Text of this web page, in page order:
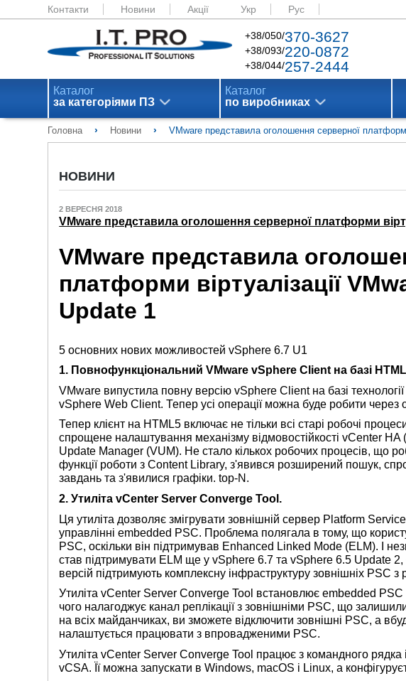
Контакти Новини Акції Укр Рус
+38/050/370-3627
+38/093/220-0872
+38/044/257-2444
Каталог
за категоріями ПЗ
Каталог
по виробниках
Головна › Новини › VMware представила оголошення серверної
НОВИНИ
2 ВЕРЕСНЯ 2018
VMware представила оголошення серверної платформи
VMware представила
платформи віртуалізації
Update 1
5 основних нових можливостей vSphere 6.7 U1
1. Повнофункціональний VMware vSphere Client на базі
VMware випустила повну версію vSphere Client на базі
vSphere Web Client. Тепер усі операції можна буде робити через
Тепер клієнт на HTML5 включає не тільки всі старі робочі
спрощене налаштування механізму відмовостійкості vCenter
Update Manager (VUM). Не стало кількох робочих процесів, що
функції роботи з Content Library, з'явився розширений пошук,
завдань та з'явилися графіки. top-N.
2. Утиліта vCenter Server Converge Tool.
Ця утиліта дозволяє змігрувати зовнішній сервер Platform
управлінні embedded PSC. Проблема полягала в тому, що
PSC, оскільки він підтримував Enhanced Linked Mode (ELM). І
став підтримувати ELM ще у vSphere 6.7 та vSphere 6.5 Update 2,
версій підтримують комплексну інфраструктуру зовнішніх PSC
Утиліта vCenter Server Converge Tool встановлює embedded
чого налагоджує канал реплікації з зовнішніми PSC, що
на всіх майданчиках, ви зможете відключити зовнішні PSC, а
налаштується працювати з впровадженими PSC.
Утиліта vCenter Server Converge Tool працює з командного рядка
vCSA. Її можна запускати в Windows, macOS і Linux, а